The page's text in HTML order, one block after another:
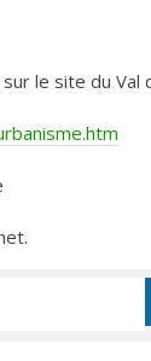
le site du Val